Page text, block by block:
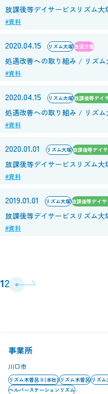
放課後等デイサービスリズム大
#資料
2020.04.15 リズム大塚生活介護
処遇改善への取り組み / リズム
#資料
2020.04.15 リズム大塚放課後等デイ
処遇改善への取り組み / リズム
#資料
2020.01.01 リズム大塚放課後等デイ
放課後等デイサービスリズム大
#資料
2019.01.01 リズム大塚放課後等デイ
放課後等デイサービスリズム大
#資料
投
稿
12
事業所
川口市
リズム木曽呂Ⅱ(本社)リズム木曽呂リズム
ヘルパーステーションリズム